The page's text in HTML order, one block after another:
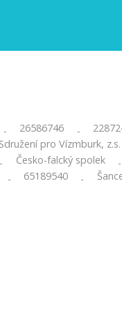
- 26586746 -
Sdružení pro Vízmburk, z.s.
- Česko-falcký spolek -
- 65189540 -